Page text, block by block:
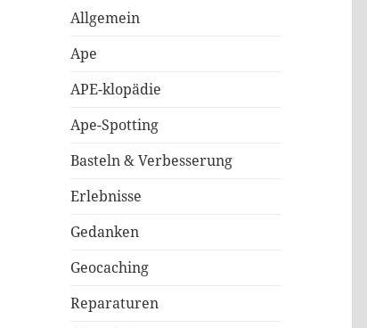
Allgemein
Ape
APE-klopädie
Ape-Spotting
Basteln & Verbesserung
Erlebnisse
Gedanken
Geocaching
Reparaturen